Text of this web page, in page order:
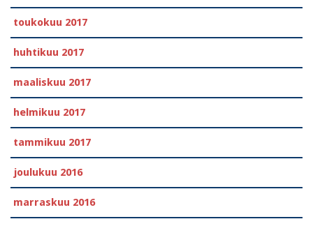
toukokuu 2017
huhtikuu 2017
maaliskuu 2017
helmikuu 2017
tammikuu 2017
joulukuu 2016
marraskuu 2016